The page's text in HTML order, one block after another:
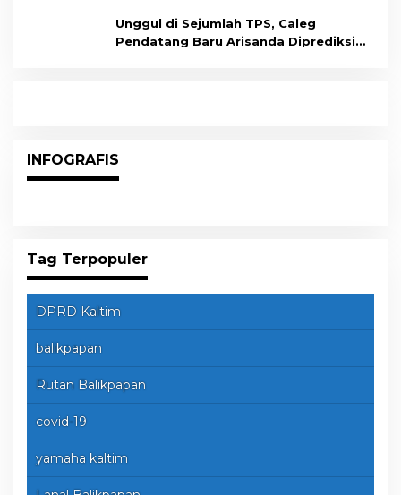
Unggul di Sejumlah TPS, Caleg
Pendatang Baru Arisanda Diprediksi
INFOGRAFIS
Tag Terpopuler
DPRD Kaltim
balikpapan
Rutan Balikpapan
covid-19
yamaha kaltim